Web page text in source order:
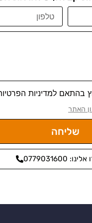
בהתאם למדיניות
האתר
שליחה
0779031600